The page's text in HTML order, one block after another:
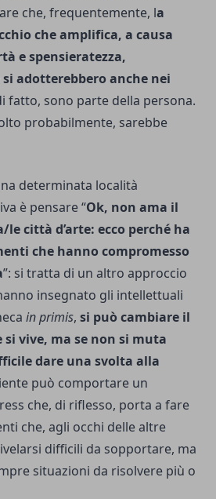
che, frequentemente, la
che amplifica, a causa
e spensieratezza,
adotterebbero anche nei
fatto, sono parte della persona.
probabilmente, sarebbe
determinata località
è pensare “Ok, non ama il
città d’arte: ecco perché ha
che hanno compromesso
”: si tratta di un altro approccio
insegnato gli intellettuali
in primis, si può cambiare il
vive, ma se non si muta
dare una svolta alla
può comportare un
che, di riflesso, porta a fare
che, agli occhi delle altre
difficili da sopportare, ma
situazioni da risolvere più o